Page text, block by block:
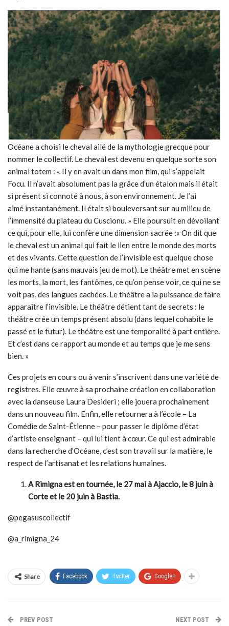
Océane a choisi le cheval ailé de la mythologie grecque pour
nommer le collectif. Le cheval est devenu en quelque sorte son
animal totem : « Il y en avait un dans mon film, qui s’appelait
Focu. Il n’avait absolument pas la grâce d’un étalon mais il était
si présent si connoté à nous, à son environnement. Je l’ai
aimé instantanément. Il était si bouleversant sur au milieu de
l’immensité du plateau du Cuscionu. » Elle poursuit en dévoilant
ce qui, pour elle, lui confère une dimension sacrée :« On dit que
le cheval est un animal qui fait le lien entre le monde des morts
et des vivants. Cette question de l’invisible est quelque chose
qui me hante (sans mauvais jeu de mot). Le théâtre met en scène
les morts, la mort, les fantômes, ce qu’on pense voir, ce qui ne se
voit pas, des langues cachées. Le théâtre a la puissance de faire
apparaître l’invisible. Le théâtre détient tant de secrets : le
théâtre crée un temps présent absolu (dans lequel cohabite le
passé et le futur). Le théâtre est une temporalité à part entière.
Et c’est dans ce rapport au monde et au temps que je me sens
bien. »
Ces projets en cours ou à venir s’inscrivent dans une variété de
registres. Elle œuvre à sa prochaine création en collaboration
avec la danseuse Laura Desideri ; elle jouera prochainement
dans un nouveau film. Enfin, elle retournera à l’école – La
Comédie de Saint-Étienne – pour passer le diplôme d’état
d’artiste enseignant – qui lui tient à cœur. Ce qui est admirable
dans la recherche d’Océane, c’est son travail sur la matière, le
respect de l’artisanat et les relations humaines.
A Rimignaest en tournée, le 27 mai à Ajaccio, le 8 juin à
Corte et le 20 juin à Bastia.
@pegasuscollectif
@a_rimigna_24
Share Facebook Twitter Google+
PREV POST NEXT POST